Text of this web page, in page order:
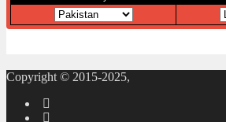
Copyright © 2015-2025,